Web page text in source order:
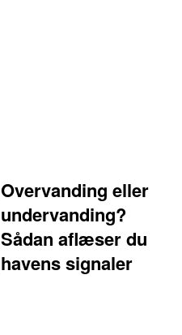
Overvanding eller
undervanding?
Sådan aflæser du
havens signaler